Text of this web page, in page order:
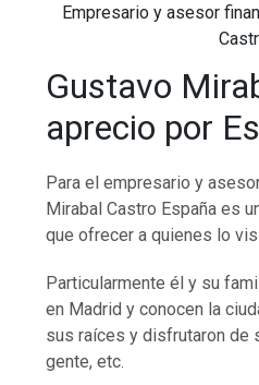
Empresario y asesor
Gustavo
aprecio por
Para el empresario y
Mirabal Castro España es
que ofrecer a quienes lo
Particularmente él y su
en Madrid y conocen la
sus raíces y disfrutaron de
gente, etc.